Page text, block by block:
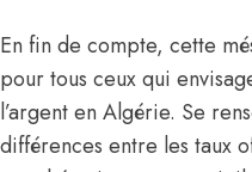
En fin de compte, cette
pour tous ceux qui
l’argent en Algérie. Se
différences entre les taux